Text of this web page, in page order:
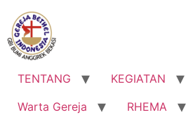
Lewati
konten
TENTANG KEGIATAN
Warta Gereja
RHEMA